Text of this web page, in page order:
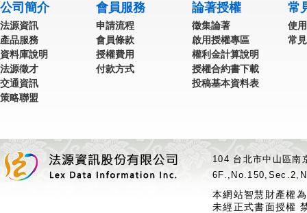
公司簡介
法源資訊
產品服務
資料庫說明
法源徵才
交通資訊
策略聯盟
會員服務
申請流程
會員條款
授權費用
付款方式
論著授權
徵集論著
啟用授權專區
權利金計算說明
授權合約書下載
投稿基本資料表
常
使
常
104 台北市中山區
本網站智慧財產權
未經正式書面授權